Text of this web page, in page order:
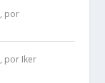
, por
, por Iker